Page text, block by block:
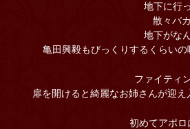
地下に行
散々バ
地下がな
亀田興毅もびっくりするくらい
ファイティ
扉を開けると綺麗なお姉さんが迎
初めてアポロ